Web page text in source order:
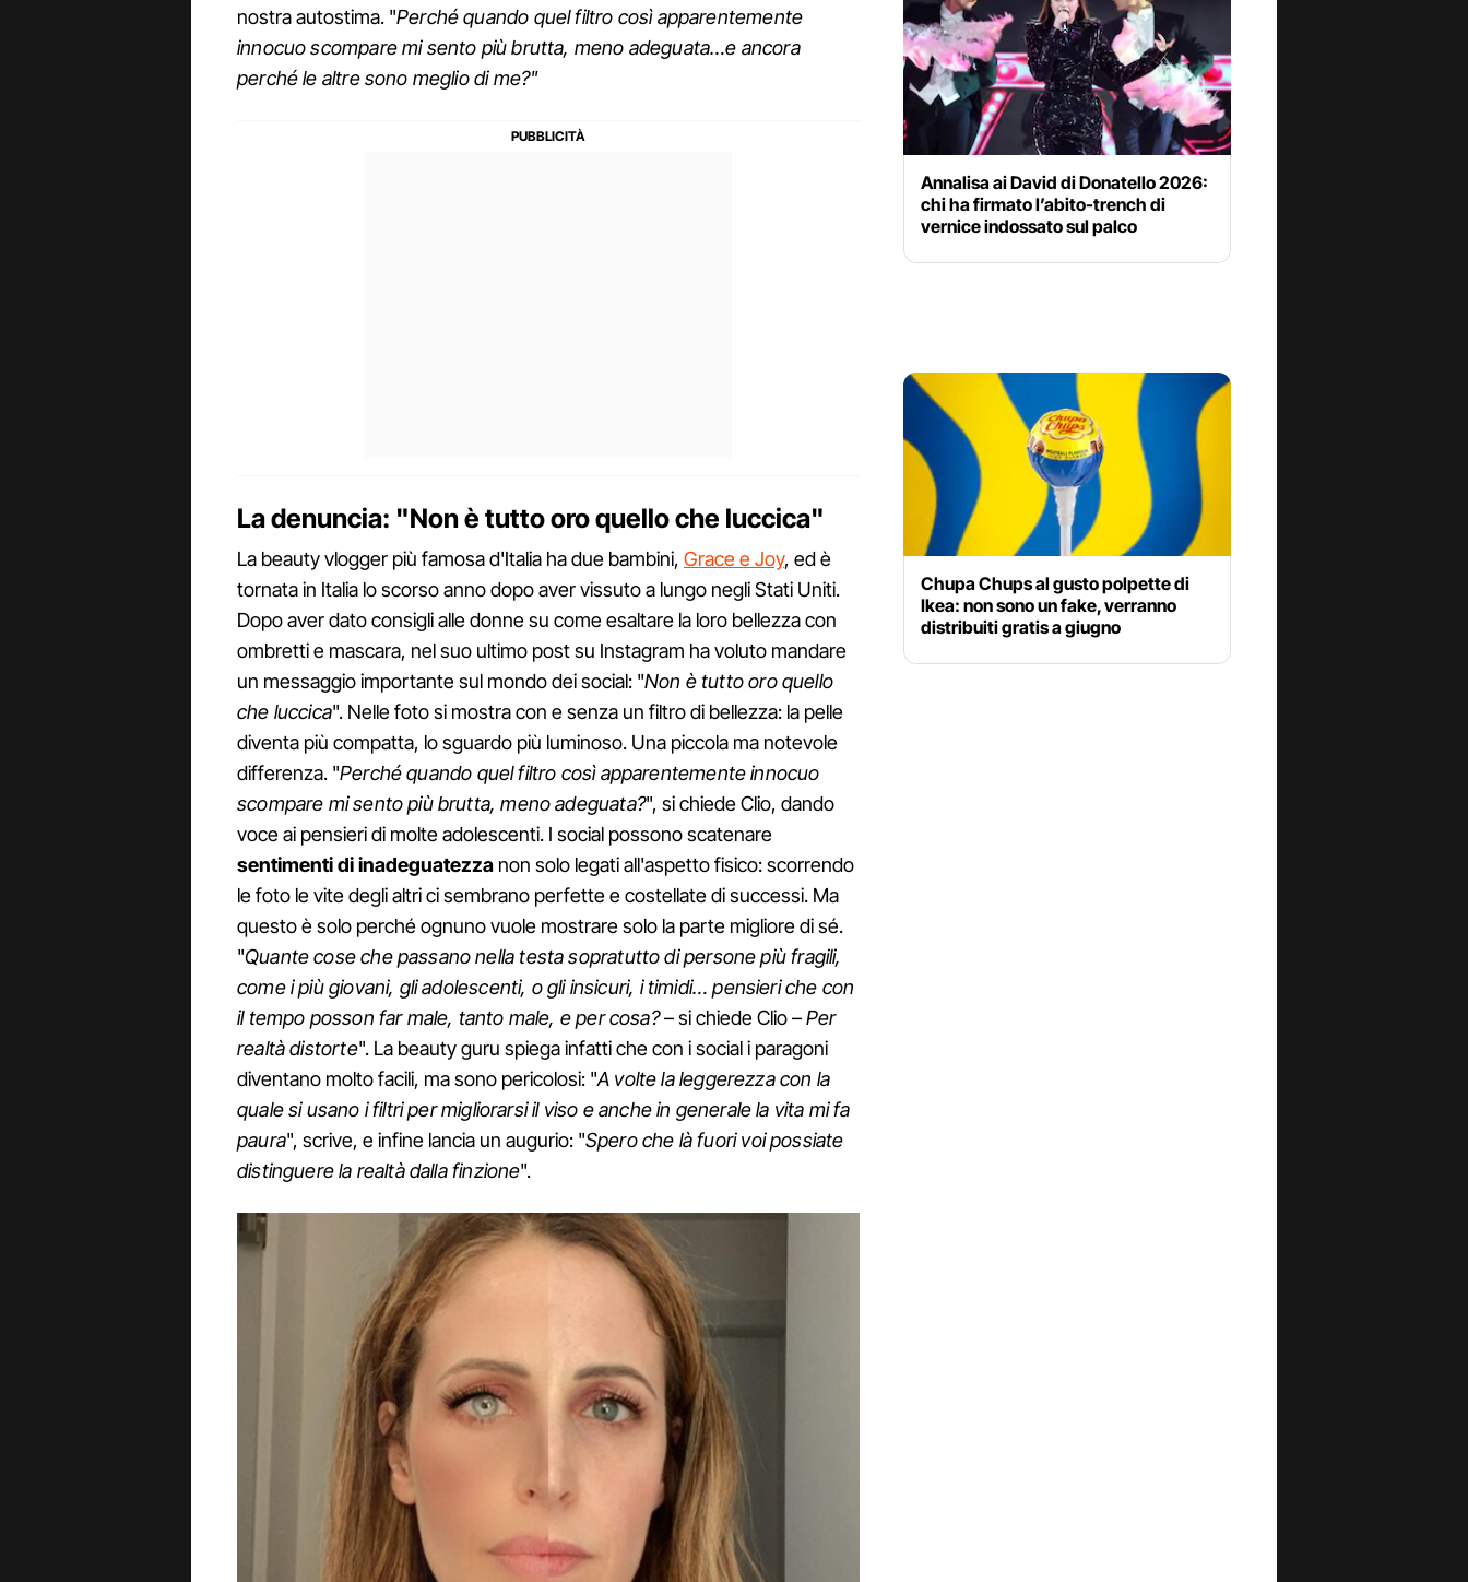
nostra autostima. "Perché quando quel filtro così apparentemente
innocuo scompare mi sento più brutta, meno adeguata…e ancora
perché le altre sono meglio di me?"
La denuncia: "Non è tutto oro quello che luccica"
La beauty vlogger più famosa d'Italia ha due bambini, Grace e Joy, ed è
tornata in Italia lo scorso anno dopo aver vissuto a lungo negli Stati Uniti.
Dopo aver dato consigli alle donne su come esaltare la loro bellezza con
ombretti e mascara, nel suo ultimo post su Instagram ha voluto mandare
un messaggio importante sul mondo dei social: "Non è tutto oro quello
che luccica". Nelle foto si mostra con e senza un filtro di bellezza: la pelle
diventa più compatta, lo sguardo più luminoso. Una piccola ma notevole
differenza. "Perché quando quel filtro così apparentemente innocuo
scompare mi sento più brutta, meno adeguata?", si chiede Clio, dando
voce ai pensieri di molte adolescenti. I social possono scatenare
sentimenti di inadeguatezza non solo legati all'aspetto fisico: scorrendo
le foto le vite degli altri ci sembrano perfette e costellate di successi. Ma
questo è solo perché ognuno vuole mostrare solo la parte migliore di sé.
"Quante cose che passano nella testa sopratutto di persone più fragili,
come i più giovani, gli adolescenti, o gli insicuri, i timidi… pensieri che con
il tempo posson far male, tanto male, e per cosa?– si chiede Clio –Per
realtà distorte". La beauty guru spiega infatti che con i social i paragoni
diventano molto facili, ma sono pericolosi: "A volte la leggerezza con la
quale si usano i filtri per migliorarsi il viso e anche in generale la vita mi fa
paura", scrive, e infine lancia un augurio: "Spero che là fuori voi possiate
distinguere la realtà dalla finzione".
Annalisa ai David di Donatello 2026:
chi ha firmato l’abito-trench di
vernice indossato sul palco
Chupa Chups al gusto polpette di
Ikea: non sono un fake, verranno
distribuiti gratis a giugno